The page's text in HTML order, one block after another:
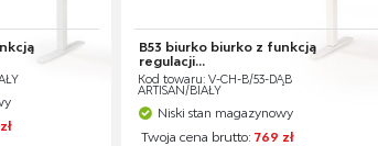
B53 biurko biurko z funkcją
regulacji...
Kod towaru: V-CH-B/53-DĄB
ARTISAN/BIAŁY
Niski stan magazynowy
Twoja cena brutto: 769 zł